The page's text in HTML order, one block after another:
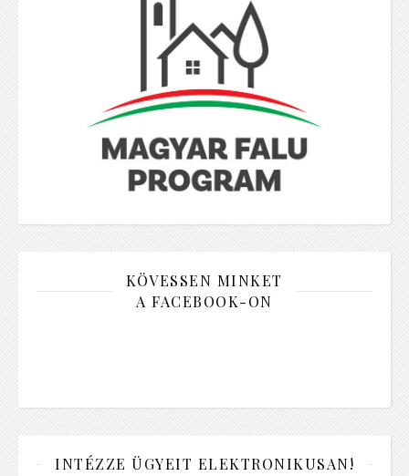
KÖVESSEN MINKET
A FACEBOOK-ON
INTÉZZE ÜGYEIT ELEKTRONIKUSAN!